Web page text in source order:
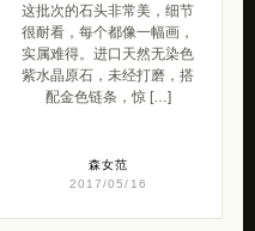
这批次的石头非常美，细节
很耐看，每个都像一幅画，
实属难得。进口天然无染色
紫水晶原石，未经打磨，搭
配金色链条，惊 […]
森女范
2017/05/16